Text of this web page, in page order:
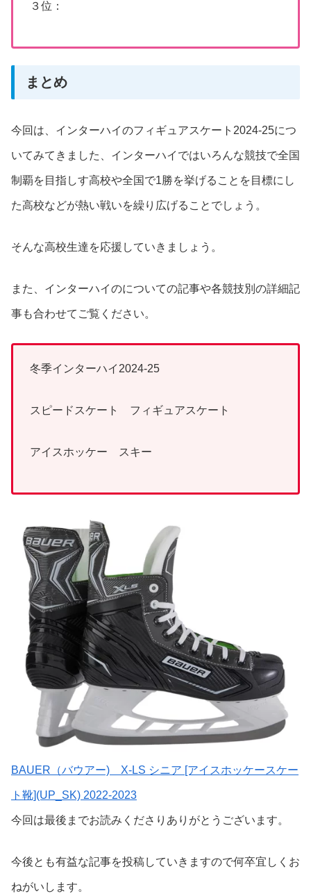
３位：
まとめ
今回は、インターハイのフィギュアスケート2024-25につ
いてみてきました、インターハイではいろんな競技で全国
制覇を目指しす高校や全国で1勝を挙げることを目標にし
た高校などが熱い戦いを繰り広げることでしょう。
そんな高校生達を応援していきましょう。
また、インターハイのについての記事や各競技別の詳細記
事も合わせてご覧ください。
冬季インターハイ2024-25
スピードスケート フィギュアスケート
アイスホッケー スキー
BAUER（バウアー) X-LS シニア [アイスホッケースケー
ト靴](UP_SK) 2022-2023
今回は最後までお読みくださりありがとうございます。
今後とも有益な記事を投稿していきますので何卒宜しくお
ねがいします。